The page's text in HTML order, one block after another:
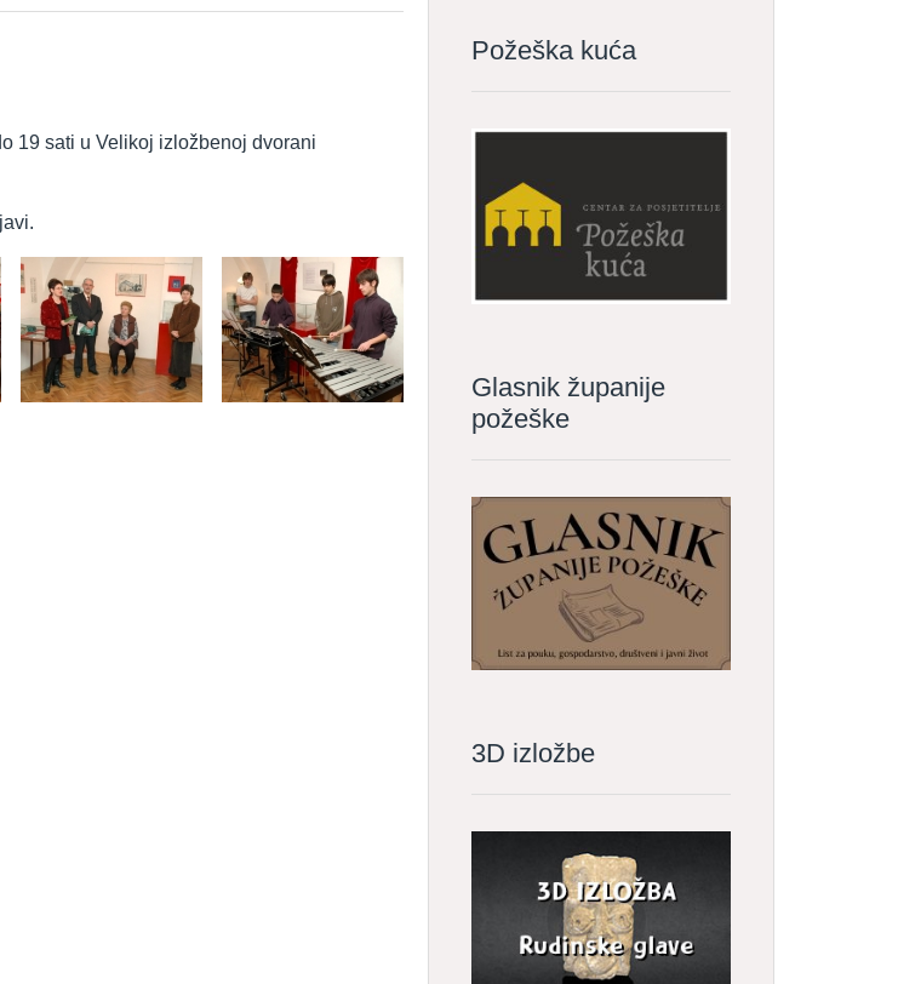
19 sati u Velikoj izložbenoj dvorani
Požeška kuća
Glasnik županije
požeške
3D izložbe